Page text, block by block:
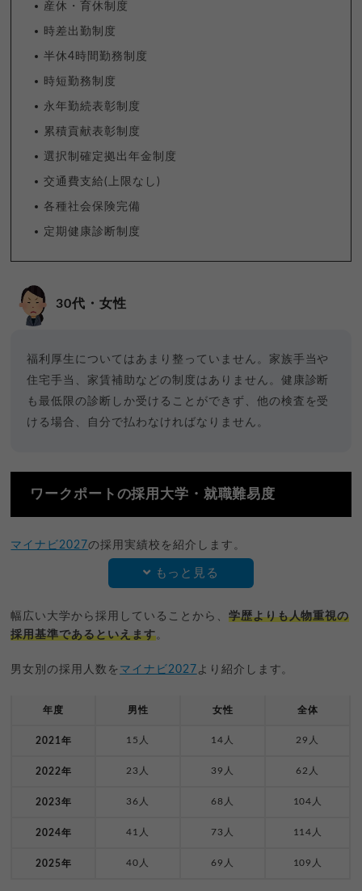
産休・育休制度
時差出勤制度
半休4時間勤務制度
時短勤務制度
永年勤続表彰制度
累積貢献表彰制度
選択制確定拠出年金制度
交通費支給(上限なし)
各種社会保険完備
定期健康診断制度
30代・女性
福利厚生についてはあまり整っていません。家族手当や
住宅手当、家賃補助などの制度はありません。健康診断
も最低限の診断しか受けることができず、他の検査を受
ける場合、自分で払わなければなりません。
ワークポートの採用大学・就職難易度
マイナビ2027の採用実績校を紹介します。
もっと見る
幅広い大学から採用していることから、 学歴よりも人物重視の
採用基準であるといえます。
男女別の採用人数を マイナビ2027 より紹介します。
年度 男性 女性 全体
2021年 15人 14人 29人
2022年 23人 39人 62人
2023年 36人 68人 104人
2024年 41人 73人 114人
2025年 40人 69人 109人